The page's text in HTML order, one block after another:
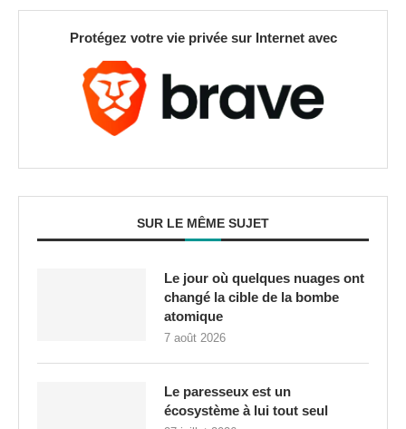
Protégez votre vie privée sur Internet avec
SUR LE MÊME SUJET
Le jour où quelques nuages ont
changé la cible de la bombe
atomique
7 août 2026
Le paresseux est un
écosystème à lui tout seul